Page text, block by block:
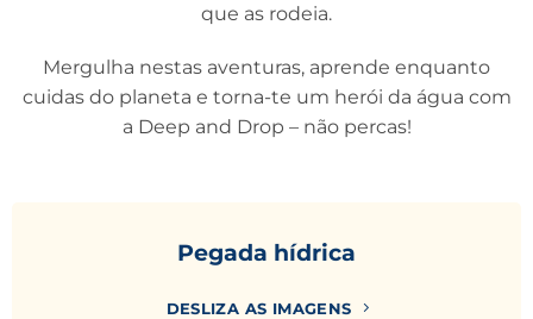
que as rodeia.
Mergulha nestas aventuras, aprende enquanto
cuidas do planeta e torna-te um herói da água com
a Deep and Drop – não percas!
Pegada hídrica
DESLIZA AS IMAGENS